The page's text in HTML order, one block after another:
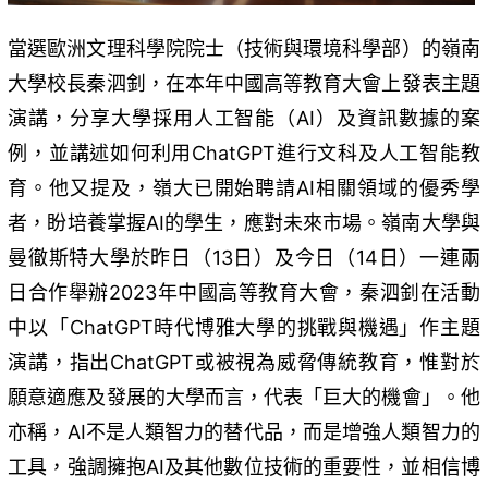
當選歐洲文理科學院院士（技術與環境科學部）的嶺南
大學校長秦泗釗，在本年中國高等教育大會上發表主題
演講，分享大學採用人工智能（AI）及資訊數據的案
例，並講述如何利用ChatGPT進行文科及人工智能教
育。他又提及，嶺大已開始聘請AI相關領域的優秀學
者，盼培養掌握AI的學生，應對未來市場。嶺南大學與
曼徹斯特大學於昨日（13日）及今日（14日）一連兩
日合作舉辦2023年中國高等教育大會，秦泗釗在活動
中以「ChatGPT時代博雅大學的挑戰與機遇」作主題
演講，指出ChatGPT或被視為威脅傳統教育，惟對於
願意適應及發展的大學而言，代表「巨大的機會」。他
亦稱，AI不是人類智力的替代品，而是增強人類智力的
工具，強調擁抱AI及其他數位技術的重要性，並相信博